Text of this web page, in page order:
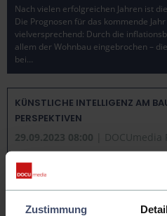
Zustimmung
Nach vielen erfolgreichen Jahren ist
Die Prognosen für das kommende
vielversprechend: Durch die
allem der Wohnbau eingebrochen –
bei…
KÜNSTLICHE INTELLIGENZ AM
PERSPEKTIVEN
29.09.2023 08:00
| DOCUmedia